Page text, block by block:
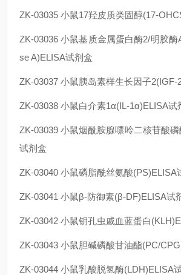
ZK-03035 小鼠17羟皮质类固醇(17-
ZK-03036 小鼠基质金属蛋白酶2/明胶酶
se A)ELISA试剂盒
ZK-03037 小鼠胰岛素样生长因子2(IGF-
ZK-03038 小鼠白介素1α(IL-1α)ELISA试
ZK-03039 小鼠烟酰胺腺嘌呤二核苷酸
试剂盒
ZK-03040 小鼠磷脂酰丝氨酸(PS)ELISA
ZK-03041 小鼠β-防御素(β-DF)ELISA试
ZK-03042 小鼠钥孔虫戚血蓝蛋白
ZK-03043 小鼠胆碱磷酸甘油酯(PC/
ZK-03044 小鼠乳酸脱氢酶(LDH)ELISA